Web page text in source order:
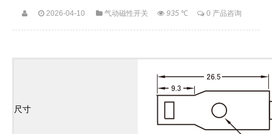
2026-04-10 气动磁性开关 935℃ 0 产品咨询
尺寸